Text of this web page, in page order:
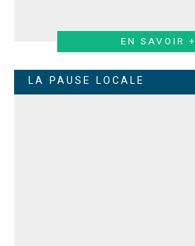
EN SAVOIR +
LA PAUSE LOCALE